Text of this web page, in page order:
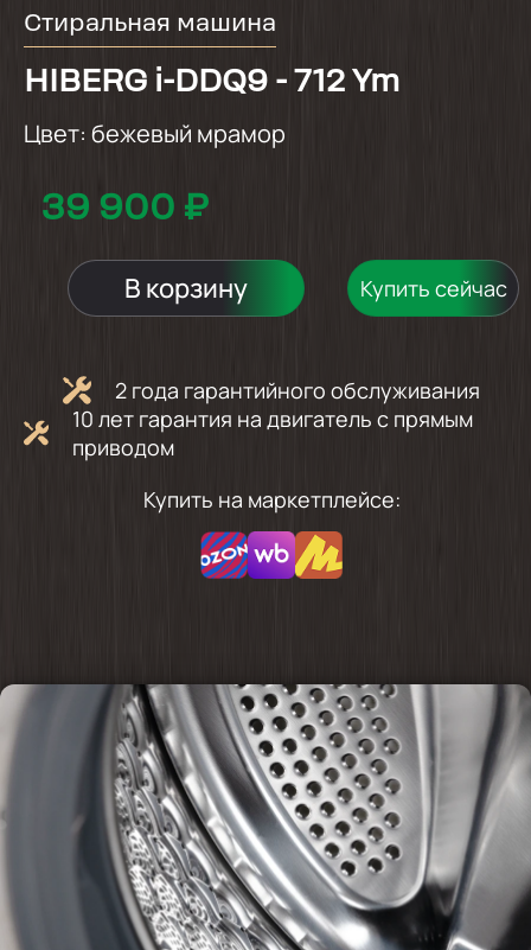
Стиральная машина
HIBERG i-DDQ9 - 712 Ym
Цвет: бежевый мрамор
39 900 ₽
В корзину Купить сейчас
2 года гарантийного обслуживания
10 лет гарантия на двигатель с прямым
приводом
Купить на маркетплейсе: